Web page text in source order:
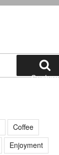
Suchen
Coffee
Enjoyment